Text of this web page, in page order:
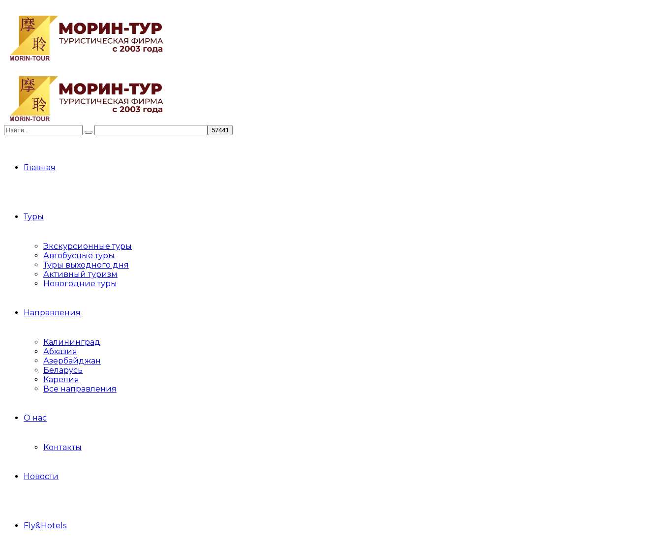
Главная
Туры
Экскурсионные туры
Автобусные туры
Туры выходного дня
Активный туризм
Новогодние туры
Направления
Калининград
Абхазия
Азербайджан
Беларусь
Карелия
Все направления
О нас
Контакты
Новости
Fly&Hotels